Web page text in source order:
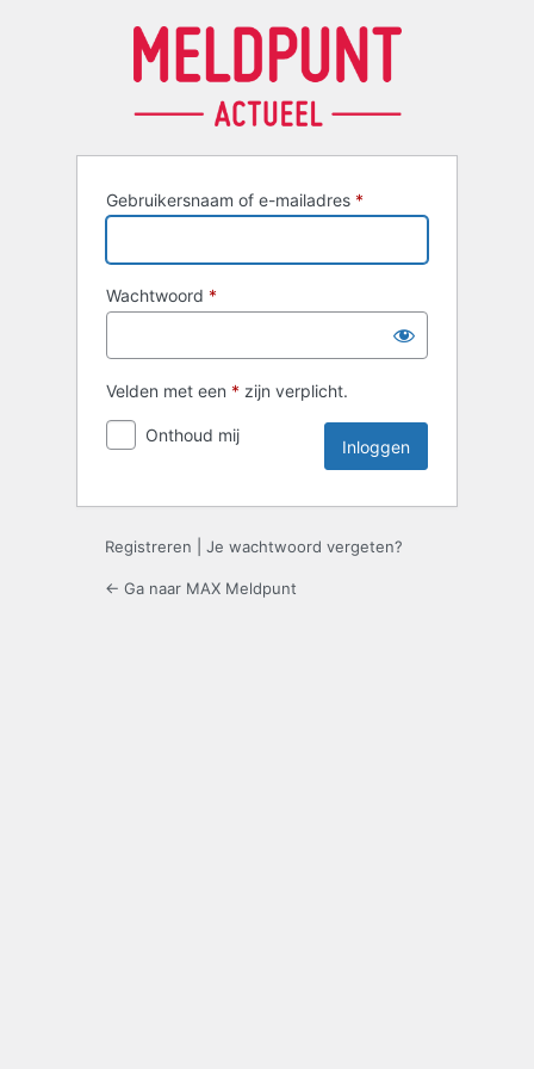
Gebruikersnaam of e-mailadres *
Wachtwoord *
Velden met een * zijn verplicht.
Onthoud mij
Registreren Je wachtwoord vergeten?
← Ga naar MAX Meldpunt